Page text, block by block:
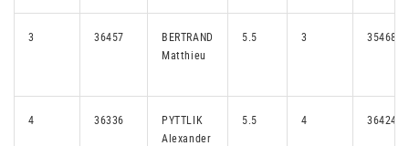
3 36457
BERTRAND
Matthieu
5.5 3 35468
4 36336
PYTTLIK
Alexander
5.5 4 36424